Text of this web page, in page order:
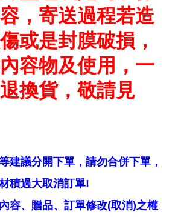
，寄送過程若造
或是封膜破損，
容物及使用，一
換貨，敬請見
建議分開下單，請勿合併下單，
積過大取消訂單!
容、贈品、訂單修改(取消)之權